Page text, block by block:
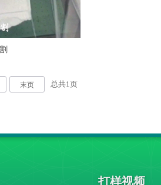
末页 总共1页
打样视频